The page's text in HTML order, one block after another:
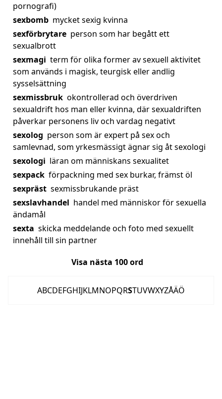
pornografi)
sexbomb mycket sexig kvinna
sexförbrytare person som har begått ett
sexualbrott
sexmagi term för olika former av sexuell aktivitet
som används i magisk, teurgisk eller andlig
sysselsättning
sexmissbruk okontrollerad och överdriven
sexualdrift hos man eller kvinna, där sexualdriften
påverkar personens liv och vardag negativt
sexolog person som är expert på sex och
samlevnad, som yrkesmässigt ägnar sig åt sexologi
sexologi läran om människans sexualitet
sexpack förpackning med sex burkar, främst öl
sexpräst sexmissbrukande präst
sexslavhandel handel med människor för sexuella
ändamål
sexta skicka meddelande och foto med sexuellt
innehåll till sin partner
Visa nästa 100ord
ABCDEFGHIJKLMNOPQRSTUVWXYZÅÄÖ